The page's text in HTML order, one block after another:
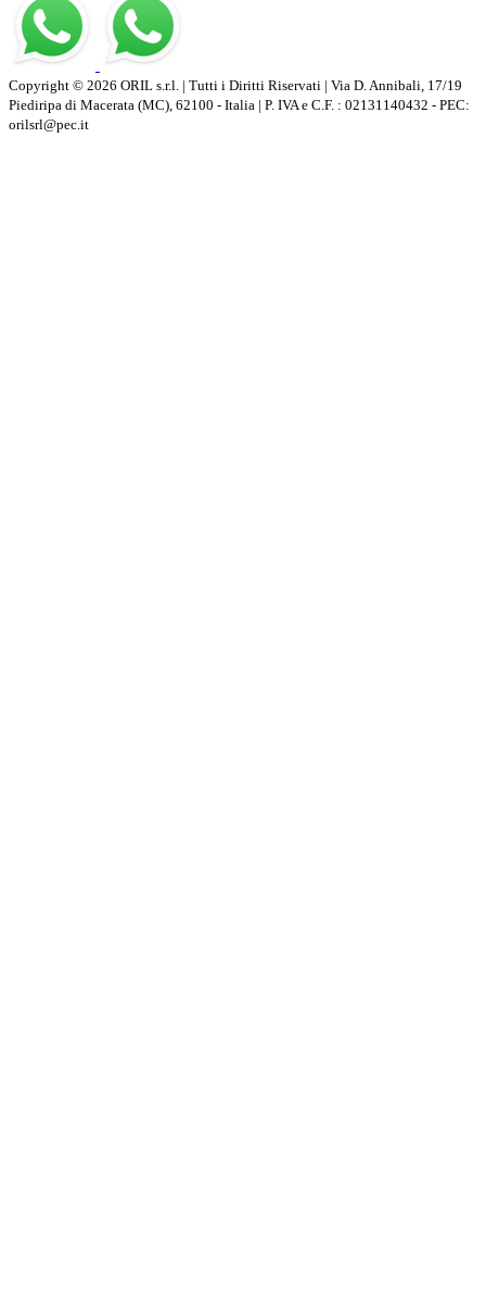
Copyright © 2026 ORIL s.r.l. | Tutti i Diritti Riservati | Via D. Annibali, 17/19
Piediripa di Macerata (MC), 62100 - Italia | P. IVA e C.F. : 02131140432 - PEC:
orilsrl@pec.it